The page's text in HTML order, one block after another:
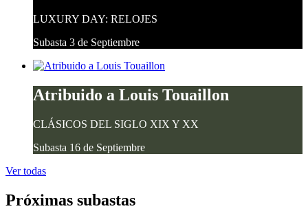
LUXURY DAY: RELOJES
Subasta 3 de Septiembre
Atribuido a Louis Touaillon
CLÁSICOS DEL SIGLO XIX Y XX
Subasta 16 de Septiembre
Ver todas
Próximas subastas